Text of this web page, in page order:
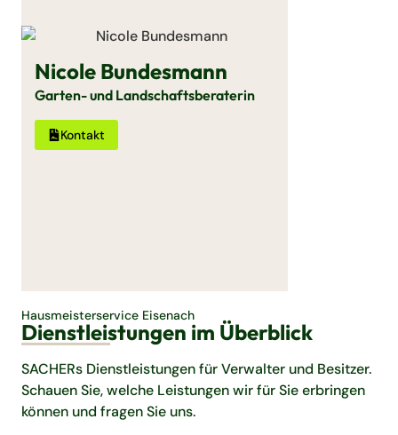
Nicole Bundesmann
Garten- und Landschaftsberaterin
Kontakt
Hausmeisterservice Eisenach
Dienstleistungen im Überblick
SACHERs Dienstleistungen für Verwalter und Besitzer.
Schauen Sie, welche Leistungen wir für Sie erbringen
können und fragen Sie uns.